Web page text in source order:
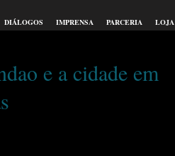
DIÁLOGOS IMPRENSA PARCERIA LOJA
e a cidade em